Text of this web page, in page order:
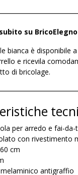
su
bianca è disponibile
e ricevila
di bricolage.
per arredo e fai-da-
con rivestimento
cm
antigraffio